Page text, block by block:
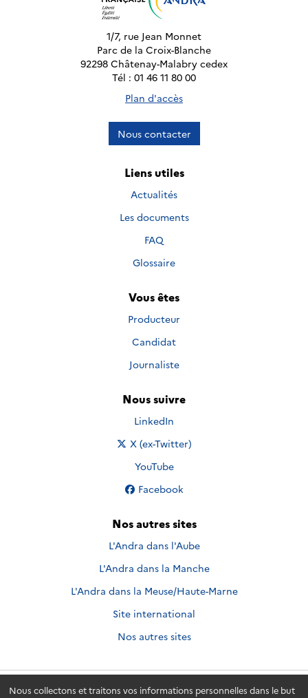
Nous collectons et traitons vos informations personnelles dans le but
1/7, rue Jean Monnet
Parc de la Croix-Blanche
92298 Châtenay-Malabry cedex
Tél : 01 46 11 80 00
Plan d'accès
Nous contacter
Liens utiles
Actualités
Les documents
FAQ
Glossaire
Vous êtes
Producteur
Candidat
Journaliste
Nous suivre
Nous suivre sur
LinkedIn
Nous suivre sur
X (ex-Twitter)
Nous suivre sur
YouTube
Nous suivre sur
Facebook
Nos autres sites
L'Andra dans l'Aube
L'Andra dans la Manche
L'Andra dans la Meuse/Haute-Marne
Site international
Nos autres sites
Andra.fr © 2026 - Andra. Tous droits réservés.